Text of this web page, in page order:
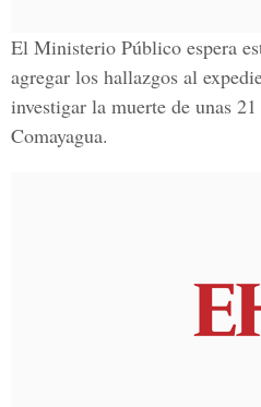
El Ministerio Público espera
agregar los hallazgos al
investigar la muerte de unas
Comayagua.